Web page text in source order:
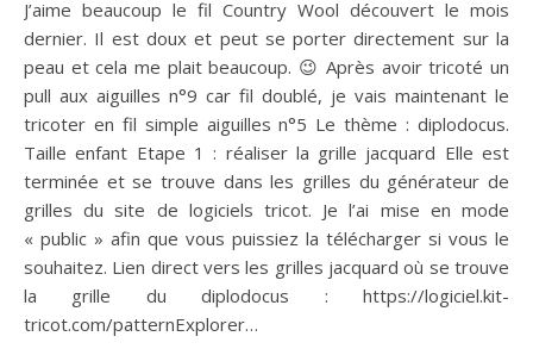
J’aime beaucoup le fil Country Wool découvert le mois
dernier. Il est doux et peut se porter directement sur la
peau et cela me plait beaucoup. 😉 Après avoir tricoté un
pull aux aiguilles n°9 car fil doublé, je vais maintenant le
tricoter en fil simple aiguilles n°5 Le thème : diplodocus.
Taille enfant Etape 1 : réaliser la grille jacquard Elle est
terminée et se trouve dans les grilles du générateur de
grilles du site de logiciels tricot. Je l’ai mise en mode
« public » afin que vous puissiez la télécharger si vous le
souhaitez. Lien direct vers les grilles jacquard où se trouve
la grille du diplodocus : https://logiciel.kit-
tricot.com/patternExplorer…